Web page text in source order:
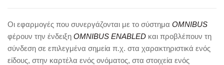
Οι εφαρμογές που συνεργάζονται με το σύστημα OMNIBUS
φέρουν την ένδειξη OMNIBUS ENABLED και προβλέπουν τη
σύνδεση σε επιλεγμένα σημεία π.χ. στα χαρακτηριστικά ενός
είδους, στην καρτέλα ενός ονόματος, στα στοιχεία ενός